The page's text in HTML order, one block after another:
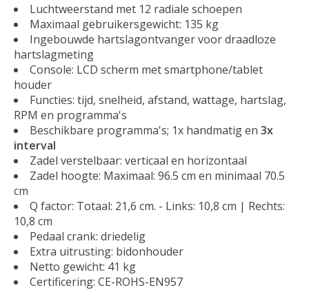
Luchtweerstand met 12 radiale schoepen
Maximaal gebruikersgewicht: 135 kg
Ingebouwde hartslagontvanger voor draadloze
hartslagmeting
Console: LCD scherm met smartphone/tablet
houder
Functies: tijd, snelheid, afstand, wattage, hartslag,
RPM en programma's
Beschikbare programma's; 1x handmatig en 3x
interval
Zadel verstelbaar: verticaal en horizontaal
Zadel hoogte: Maximaal: 96.5 cm en minimaal 70.5
cm
Q factor: Totaal: 21,6 cm. - Links: 10,8 cm | Rechts:
10,8 cm
Pedaal crank: driedelig
Extra uitrusting: bidonhouder
Netto gewicht: 41 kg
Certificering: CE-ROHS-EN957